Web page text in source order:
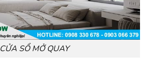
CỬA SỔ MỞ QUAY